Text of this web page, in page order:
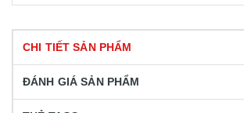
CHI TIẾT SẢN PHẨM
ĐÁNH GIÁ SẢN PHẨM